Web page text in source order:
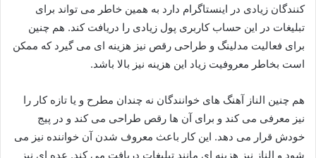
کنندگان زیادی در اینستاگرام دارد به همین خاطر می تواند برای
تبلیغات در این حساب کاربری پول زیادی را دریافت کند. هم چنین
برای فعالیت مدلینگ و طراحی رقص نیز هزینه ای می گیرد که ممکن
است بخاطر معروفیت زیاد این هزینه نیز بالا باشد.
هم چنین الناز آهنگ های خوانندگان نه چندان مطرح و یا تازه کار را
نیز معرفی می کند و برای آن ها رقص طراحی می کند و در پیج
خودش قرار می دهد. این کار باعث معروف شدن آن خواننده نیز می
شود و الناز نیز هزینه ای مانند تبلیغات دریافت می کند. عده ای نیز